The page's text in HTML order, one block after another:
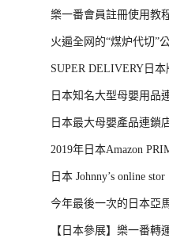
樂一番會員註冊使用教
火遍全网的“煤炉代切”
口
SUPER DELIVERY日
日本知名大型母嬰用
日本最大母嬰產品連
教學
2019年日本Amazon
日本 Johnny’s online stor
今年最後一次的日本亞
【日本參展】樂一番轉